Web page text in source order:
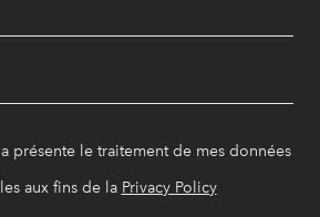
présente le traitement de mes données
aux fins de la Privacy Policy